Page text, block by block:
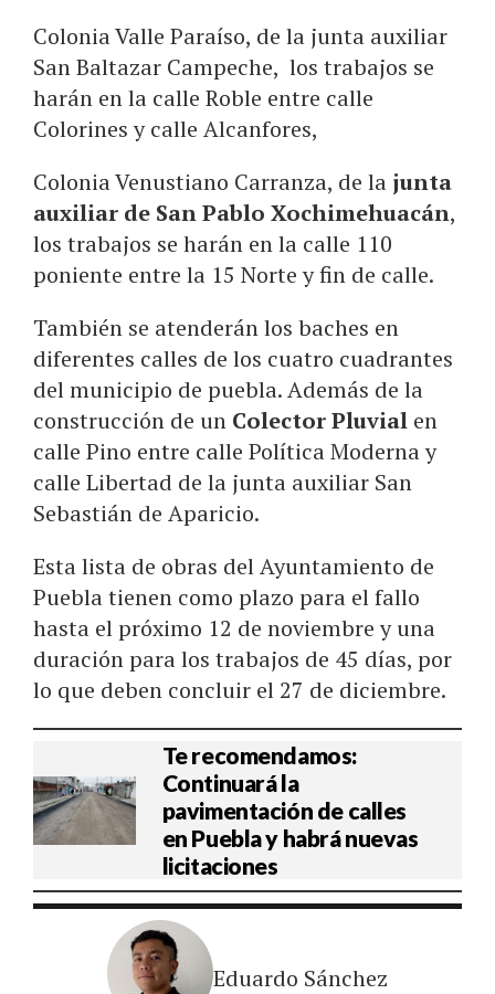
Colonia Valle Paraíso, de la junta auxiliar
San Baltazar Campeche, los trabajos se
harán en la calle Roble entre calle
Colorines y calle Alcanfores,
Colonia Venustiano Carranza, de la junta
auxiliar de San Pablo Xochimehuacán,
los trabajos se harán en la calle 110
poniente entre la 15 Norte y fin de calle.
También se atenderán los baches en
diferentes calles de los cuatro cuadrantes
del municipio de puebla. Además de la
construcción de un Colector Pluvial en
calle Pino entre calle Política Moderna y
calle Libertad de la junta auxiliar San
Sebastián de Aparicio.
Esta lista de obras del Ayuntamiento de
Puebla tienen como plazo para el fallo
hasta el próximo 12 de noviembre y una
duración para los trabajos de 45 días, por
lo que deben concluir el 27 de diciembre.
Te recomendamos:
Continuará la
pavimentación de calles
en Puebla y habrá nuevas
licitaciones
Eduardo Sánchez